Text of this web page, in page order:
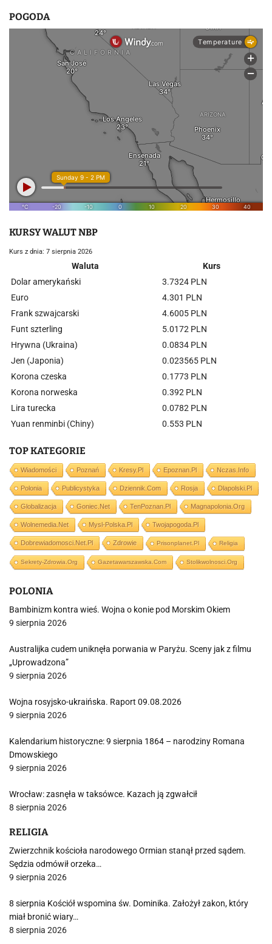
POGODA
KURSY WALUT NBP
Kurs z dnia: 7 sierpnia 2026
Waluta
Kurs
Dolar amerykański
3.7324 PLN
Euro
4.301 PLN
Frank szwajcarski
4.6005 PLN
Funt szterling
5.0172 PLN
Hrywna (Ukraina)
0.0834 PLN
Jen (Japonia)
0.023565 PLN
Korona czeska
0.1773 PLN
Korona norweska
0.392 PLN
Lira turecka
0.0782 PLN
Yuan renminbi (Chiny)
0.553 PLN
TOP KATEGORIE
Wiadomości Poznań Kresy.pl Epoznan.pl Nczas.info
Polonia Publicystyka Dziennik.com Rosja Dlapolski.pl
Globalizacja Goniec.net TenPoznan.pl Magnapolonia.org
Wolnemedia.net Mysl-Polska.pl Twojapogoda.pl
Dobrewiadomosci.net.pl Zdrowie Prisonplanet.pl Religia
Sekrety-Zdrowia.org Gazetawarszawska.com Stolikwolnosci.org
POLONIA
Bambinizm kontra wieś. Wojna o konie pod Morskim Okiem
9 sierpnia 2026
Australijka cudem uniknęła porwania w Paryżu. Sceny jak z filmu
„Uprowadzona”
9 sierpnia 2026
Wojna rosyjsko-ukraińska. Raport 09.08.2026
9 sierpnia 2026
Kalendarium historyczne: 9 sierpnia 1864 – narodziny Romana
Dmowskiego
9 sierpnia 2026
Wrocław: zasnęła w taksówce. Kazach ją zgwałcił
8 sierpnia 2026
RELIGIA
Zwierzchnik kościoła narodowego Ormian stanął przed sądem.
Sędzia odmówił orzeka…
9 sierpnia 2026
8 sierpnia Kościół wspomina św. Dominika. Założył zakon, który
miał bronić wiary…
8 sierpnia 2026